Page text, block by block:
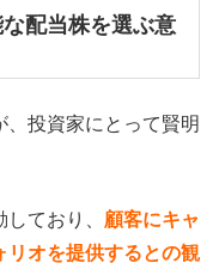
配当株を選ぶ意
投資家にとって賢明
ており、 顧客にキャ
リオを提供するとの観